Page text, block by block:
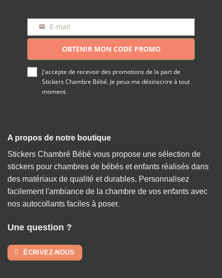
mail
E-mail
OBTENIR MON CODE PROMO
J'accepte de recevoir des promotions de la part de
Stickers Chambre Bébé. Je peux me désinscrire à tout
moment.
A propos de notre boutique
Stickers Chambré Bébé vous propose une sélection de
stickers pour chambres de bébés et enfants réalisés dans
des matériaux de qualité et durables. Personnalisez
facilement l'ambiance de la chambre de vos enfants avec
nos autocollants faciles à poser.
Une question ?
ÉCRIVEZ-NOUS